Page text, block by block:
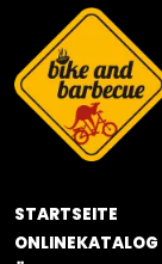
STARTSEITE
ONLINEKATALOG